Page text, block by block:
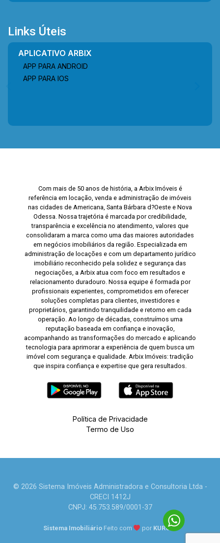
Links Úteis
APLICATIVO ARBIX
APP PARA ANDROID
APP PARA IOS
Com mais de 50 anos de história, a Arbix Imóveis é
referência em locação, venda e administração de imóveis
nas cidades de Americana, Santa Bárbara d?Oeste e Nova
Odessa. Nossa trajetória é marcada por credibilidade,
transparência e excelência no atendimento, valores que
consolidaram a marca como uma das maiores autoridades
em negócios imobiliários da região. Especializada em
administração de locações e com um departamento jurídico
imobiliário reconhecido pela solidez e segurança das
negociações, a Arbix atua com foco em resultados e
relacionamento duradouro. Nossa equipe é formada por
profissionais experientes, comprometidos em oferecer
soluções completas para clientes, investidores e
proprietários, garantindo tranquilidade e retorno em cada
operação. Ao longo de décadas, construímos uma
reputação baseada em confiança e inovação,
acompanhando as transformações do mercado e aplicando
tecnologia para aprimorar a experiência de quem busca um
imóvel com segurança e qualidade. Arbix Imóveis: tradição
que inspira confiança e expertise que gera resultados.
Política de Privacidade
Termo de Uso
© 2026 Sistema Imóveis Administradora e Consultoria Ltda -
CRECI 1412J
CNPJ: 45.753.589/0001-37
Sistema Imobiliário Feito com por KUROLE